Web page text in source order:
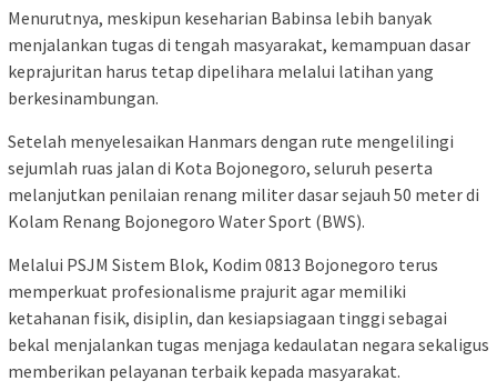
Menurutnya, meskipun keseharian Babinsa lebih banyak
menjalankan tugas di tengah masyarakat, kemampuan dasar
keprajuritan harus tetap dipelihara melalui latihan yang
berkesinambungan.
Setelah menyelesaikan Hanmars dengan rute mengelilingi
sejumlah ruas jalan di Kota Bojonegoro, seluruh peserta
melanjutkan penilaian renang militer dasar sejauh 50 meter di
Kolam Renang Bojonegoro Water Sport (BWS).
Melalui PSJM Sistem Blok, Kodim 0813 Bojonegoro terus
memperkuat profesionalisme prajurit agar memiliki
ketahanan fisik, disiplin, dan kesiapsiagaan tinggi sebagai
bekal menjalankan tugas menjaga kedaulatan negara sekaligus
memberikan pelayanan terbaik kepada masyarakat.